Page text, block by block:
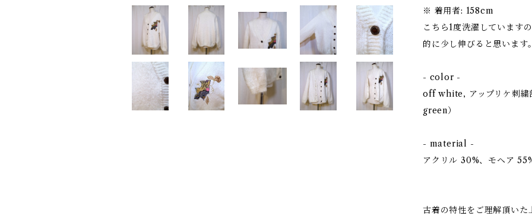
※ 着用者: 158cm
こちら1度洗濯しています
的に少し伸びると思います。
- color -
off white, アップリケ刺
green）
- material -
アクリル 30%、モヘア
古着の特性をご理解頂いた